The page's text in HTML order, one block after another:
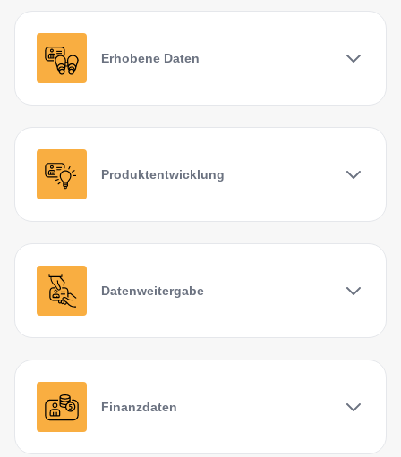
Erhobene Daten
Produktentwicklung
Datenweitergabe
Finanzdaten